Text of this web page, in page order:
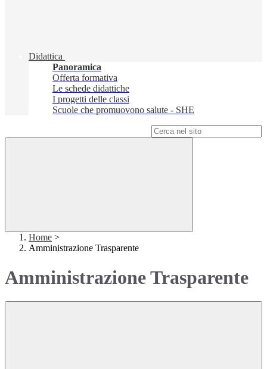
Didattica
Panoramica
Offerta formativa
Le schede didattiche
I progetti delle classi
Scuole che promuovono salute - SHE
Home >
Amministrazione Trasparente
Amministrazione Trasparente